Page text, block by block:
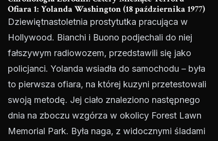
Ofiara 1: Yolanda Washington (18 października 1977)
Dziewiętnastoletnia prostytutka pracująca w
Hollywood. Bianchi i Buono podjechali do niej
fałszywym radiowozem, przedstawili się jako
policjanci. Yolanda wsiadła do samochodu – była
to pierwsza ofiara, na której kuzyni przetestowali
swoją metodę. Jej ciało znaleziono następnego
dnia na zboczu wzgórza w okolicy Forest Lawn
Memorial Park. Była naga, z widocznymi śladami